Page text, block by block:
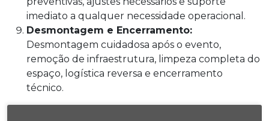
imediato a qualquer necessidade operacional.
Desmontagem e Encerramento:
Desmontagem cuidadosa após o evento,
remoção de infraestrutura, limpeza completa do
espaço, logística reversa e encerramento
técnico.